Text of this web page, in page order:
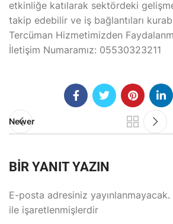
etkinliğe katılarak sektördeki
takip edebilir ve iş bağlantıları
Tercüman Hizmetimizden
İletişim Numaramız: 05530323211
Newer
BIR YANIT YAZIN
E-posta adresiniz yayınlanmayacak.
ile işaretlenmişlerdir